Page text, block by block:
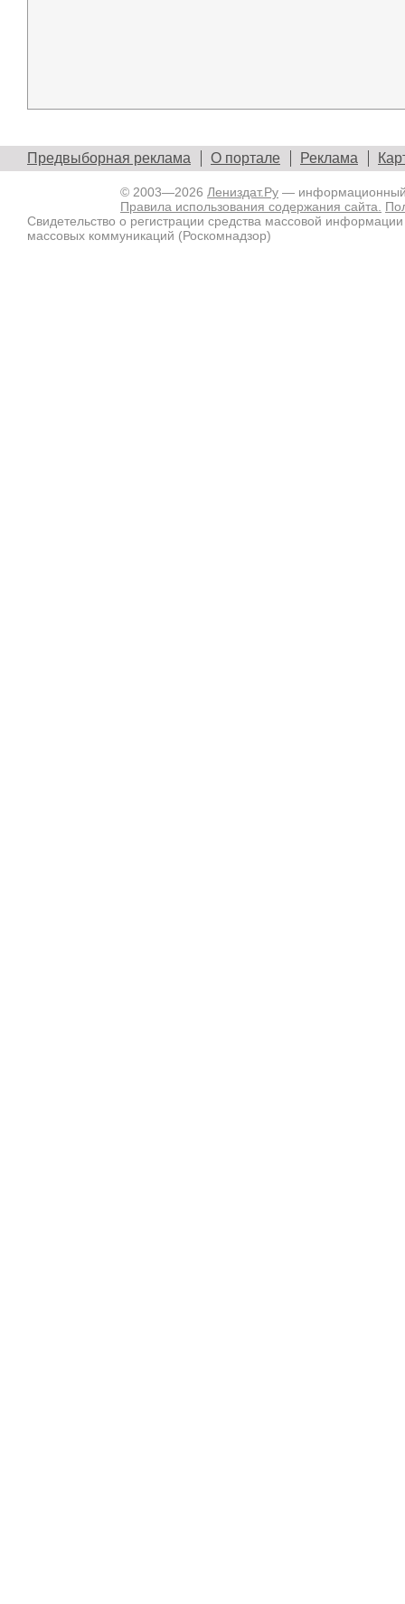
Предвыборная реклама О портале Реклама
© 2003—2026 Лениздат.Ру — информационный
Правила использования содержания сайта.
Свидетельство о регистрации средства массовой
массовых коммуникаций (Роскомнадзор)